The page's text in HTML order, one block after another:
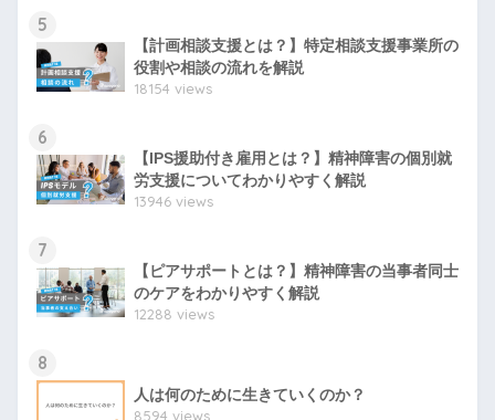
5
【計画相談支援とは？】特定相談支援事業所の
役割や相談の流れを解説
18154 views
6
【IPS援助付き雇用とは？】精神障害の個別就
労支援についてわかりやすく解説
13946 views
7
【ピアサポートとは？】精神障害の当事者同士
のケアをわかりやすく解説
12288 views
8
人は何のために生きていくのか？
8594 views